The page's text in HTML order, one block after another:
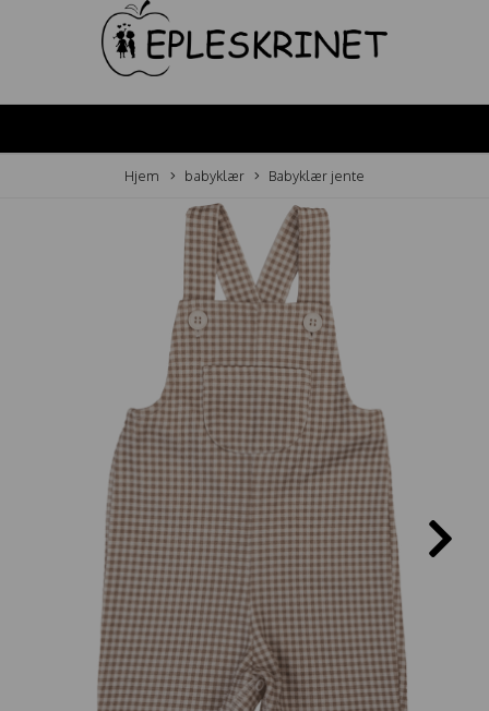
Hjem babyklær Babyklær jente